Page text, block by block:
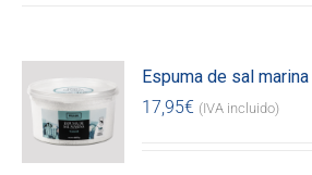
Espuma de sal
17,95€ (IVA incluido)